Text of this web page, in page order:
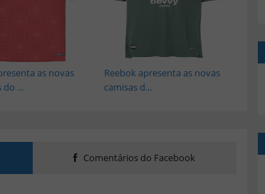
Reebok apresenta as novas
camisas d...
as novas
do ...
Comentários do Facebook